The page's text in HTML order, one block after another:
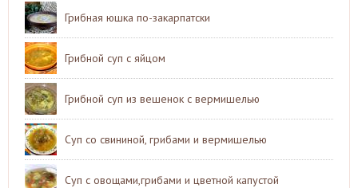
Грибная юшка по-закарпатски
Грибной суп с яйцом
Грибной суп из вешенок с вермишелью
Суп со свининой, грибами и вермишелью
Суп с овощами,грибами и цветной капустой